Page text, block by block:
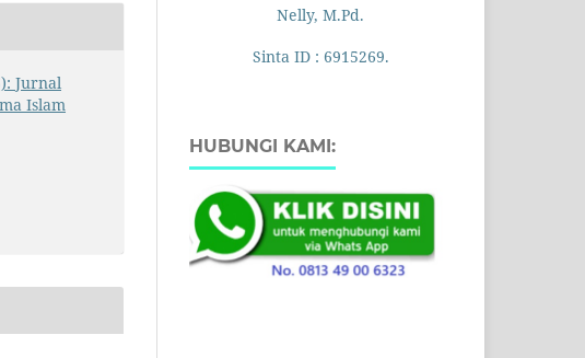
Jurnal
Islam
Nelly, M.Pd.
Sinta ID : 6915269.
HUBUNGI KAMI: